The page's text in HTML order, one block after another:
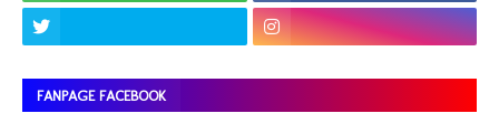
FANPAGE FACEBOOK